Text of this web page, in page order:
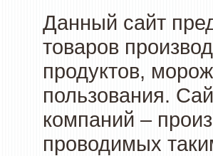
Данный сайт
товаров
продуктов,
пользования.
компаний –
проводимых